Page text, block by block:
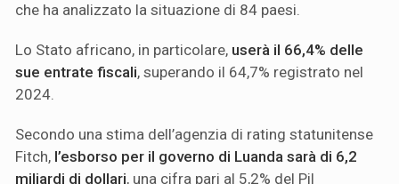
che ha analizzato la situazione di 84 paesi.
Lo Stato africano, in particolare, userà il 66,4% delle
sue entrate fiscali, superando il 64,7% registrato nel
2024.
Secondo una stima dell’agenzia di rating statunitense
Fitch, l’esborso per il governo di Luanda sarà di 6,2
miliardi di dollari, una cifra pari al 5,2% del Pil